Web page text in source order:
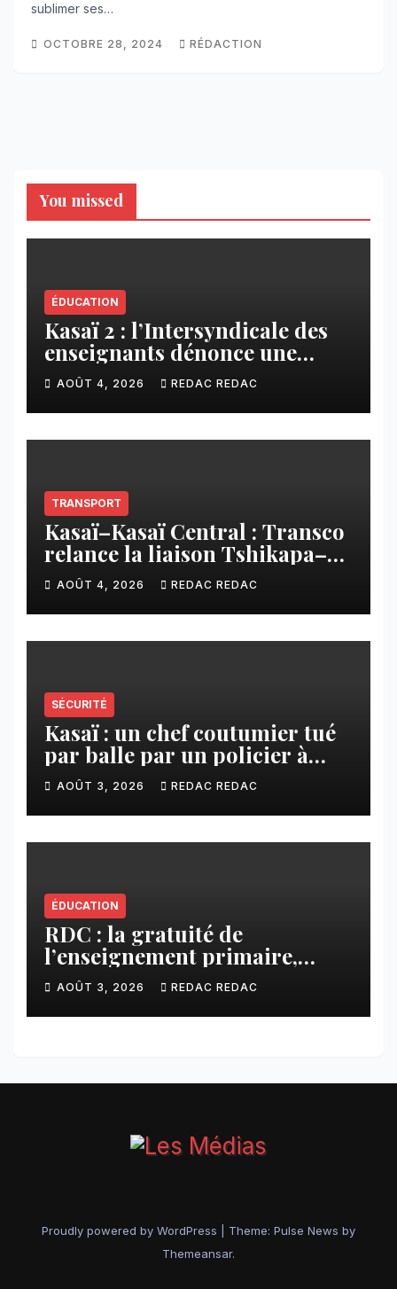
sublimer ses…
OCTOBRE 28, 2024 RÉDACTION
You missed
ÉDUCATION
Kasaï 2 : l’Intersyndicale des
enseignants dénonce une
contribution financière
imposée aux écoles de la
CNCA
AOÛT 4, 2026 REDAC REDAC
TRANSPORT
Kasaï–Kasaï Central : Transco
relance la liaison Tshikapa–
Tshiamu pour faciliter les
échanges
AOÛT 4, 2026 REDAC REDAC
SÉCURITÉ
Kasaï : un chef coutumier tué
par balle par un policier à
Kamuesha, la tension monte
AOÛT 3, 2026 REDAC REDAC
ÉDUCATION
RDC : la gratuité de
l’enseignement primaire,
vision phare du Président
Félix Tshisekedi réaffirmée
par une circulaire du
AOÛT 3, 2026 REDAC REDAC
Proudly powered by WordPress Theme: Pulse News by
Themeansar.